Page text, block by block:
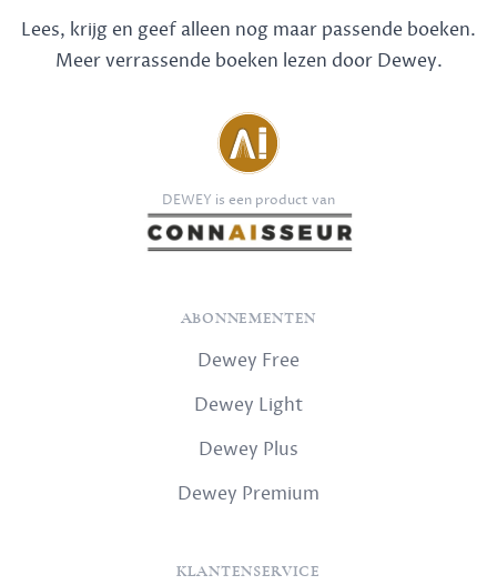
Lees, krijg en geef alleen nog maar passende boeken.
Meer verrassende boeken lezen door Dewey.
DEWEY is een product van
ABONNEMENTEN
Dewey Free
Dewey Light
Dewey Plus
Dewey Premium
KLANTENSERVICE